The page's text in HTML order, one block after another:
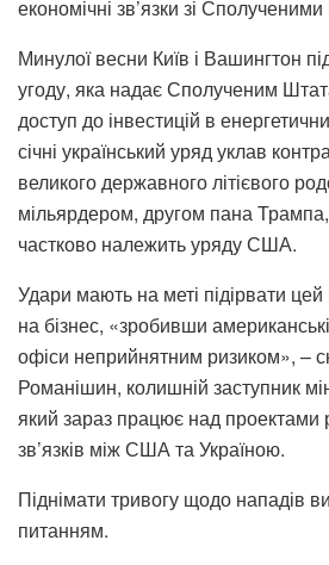
економічні зв’язки зі
Минулої весни Київ і Вашингтон
угоду, яка надає Сполученим
доступ до інвестицій в
січні український уряд уклав
великого державного літієвого
мільярдером, другом пана
частково належить уряду США.
Удари мають на меті підірвати цей
на бізнес, «зробивши
офіси неприйнятним ризиком», –
Романішин, колишній заступник
який зараз працює над проектами
зв’язків між США та Україною.
Піднімати тривогу щодо нападів
питанням.